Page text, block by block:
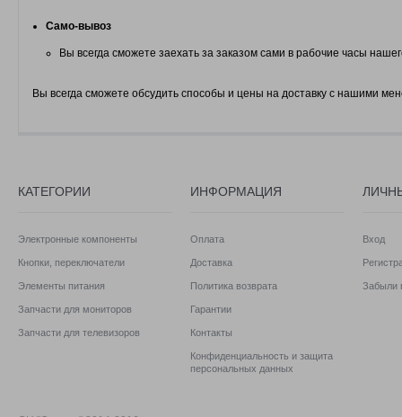
Само-вывоз
Вы всегда сможете заехать за заказом сами в рабочие часы
Вы всегда сможете обсудить способы и цены на доставку с нашими
КАТЕГОРИИ
Электронные компоненты
Кнопки, переключатели
Элементы питания
Запчасти для мониторов
Запчасти для телевизоров
ИНФОРМАЦИЯ
Оплата
Доставка
Политика возврата
Гарантии
Контакты
Конфиденциальность и защита
персональных данных
Вход
Забыли